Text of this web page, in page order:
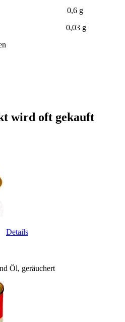
0,6 g
g
wird oft gekauft
Details
Öl, geräuchert